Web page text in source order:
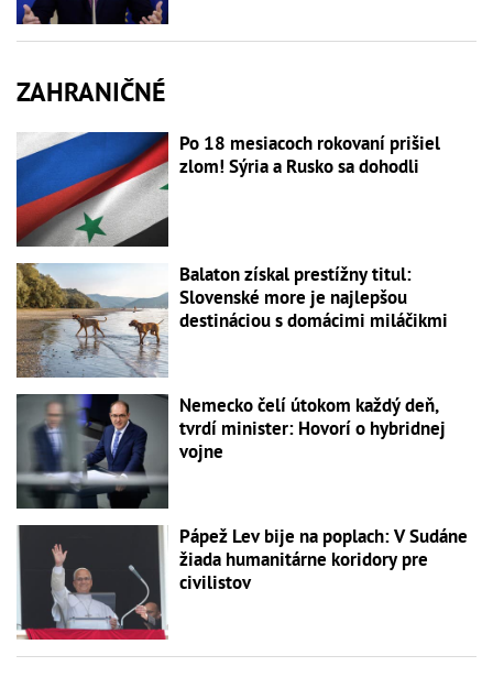
ZAHRANIČNÉ
Po 18 mesiacoch rokovaní prišiel
zlom! Sýria a Rusko sa dohodli
Balaton získal prestížny titul:
Slovenské more je najlepšou
destináciou s domácimi miláčikmi
Nemecko čelí útokom každý deň,
tvrdí minister: Hovorí o hybridnej
vojne
Pápež Lev bije na poplach: V Sudáne
žiada humanitárne koridory pre
civilistov